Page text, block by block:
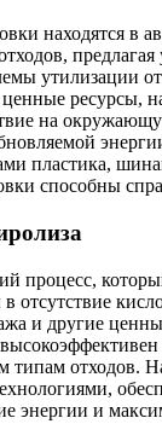
находятся в
предлагая
утилизации
ресурсы,
на
пластика,
способны
процесс,
отсутствие
и другие
типам отходов.
энергии и